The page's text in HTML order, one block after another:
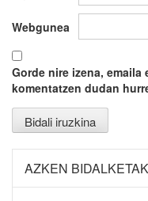
Webgunea
Gorde nire izena,
komentatzen dudan
AZKEN BIDALKETAK